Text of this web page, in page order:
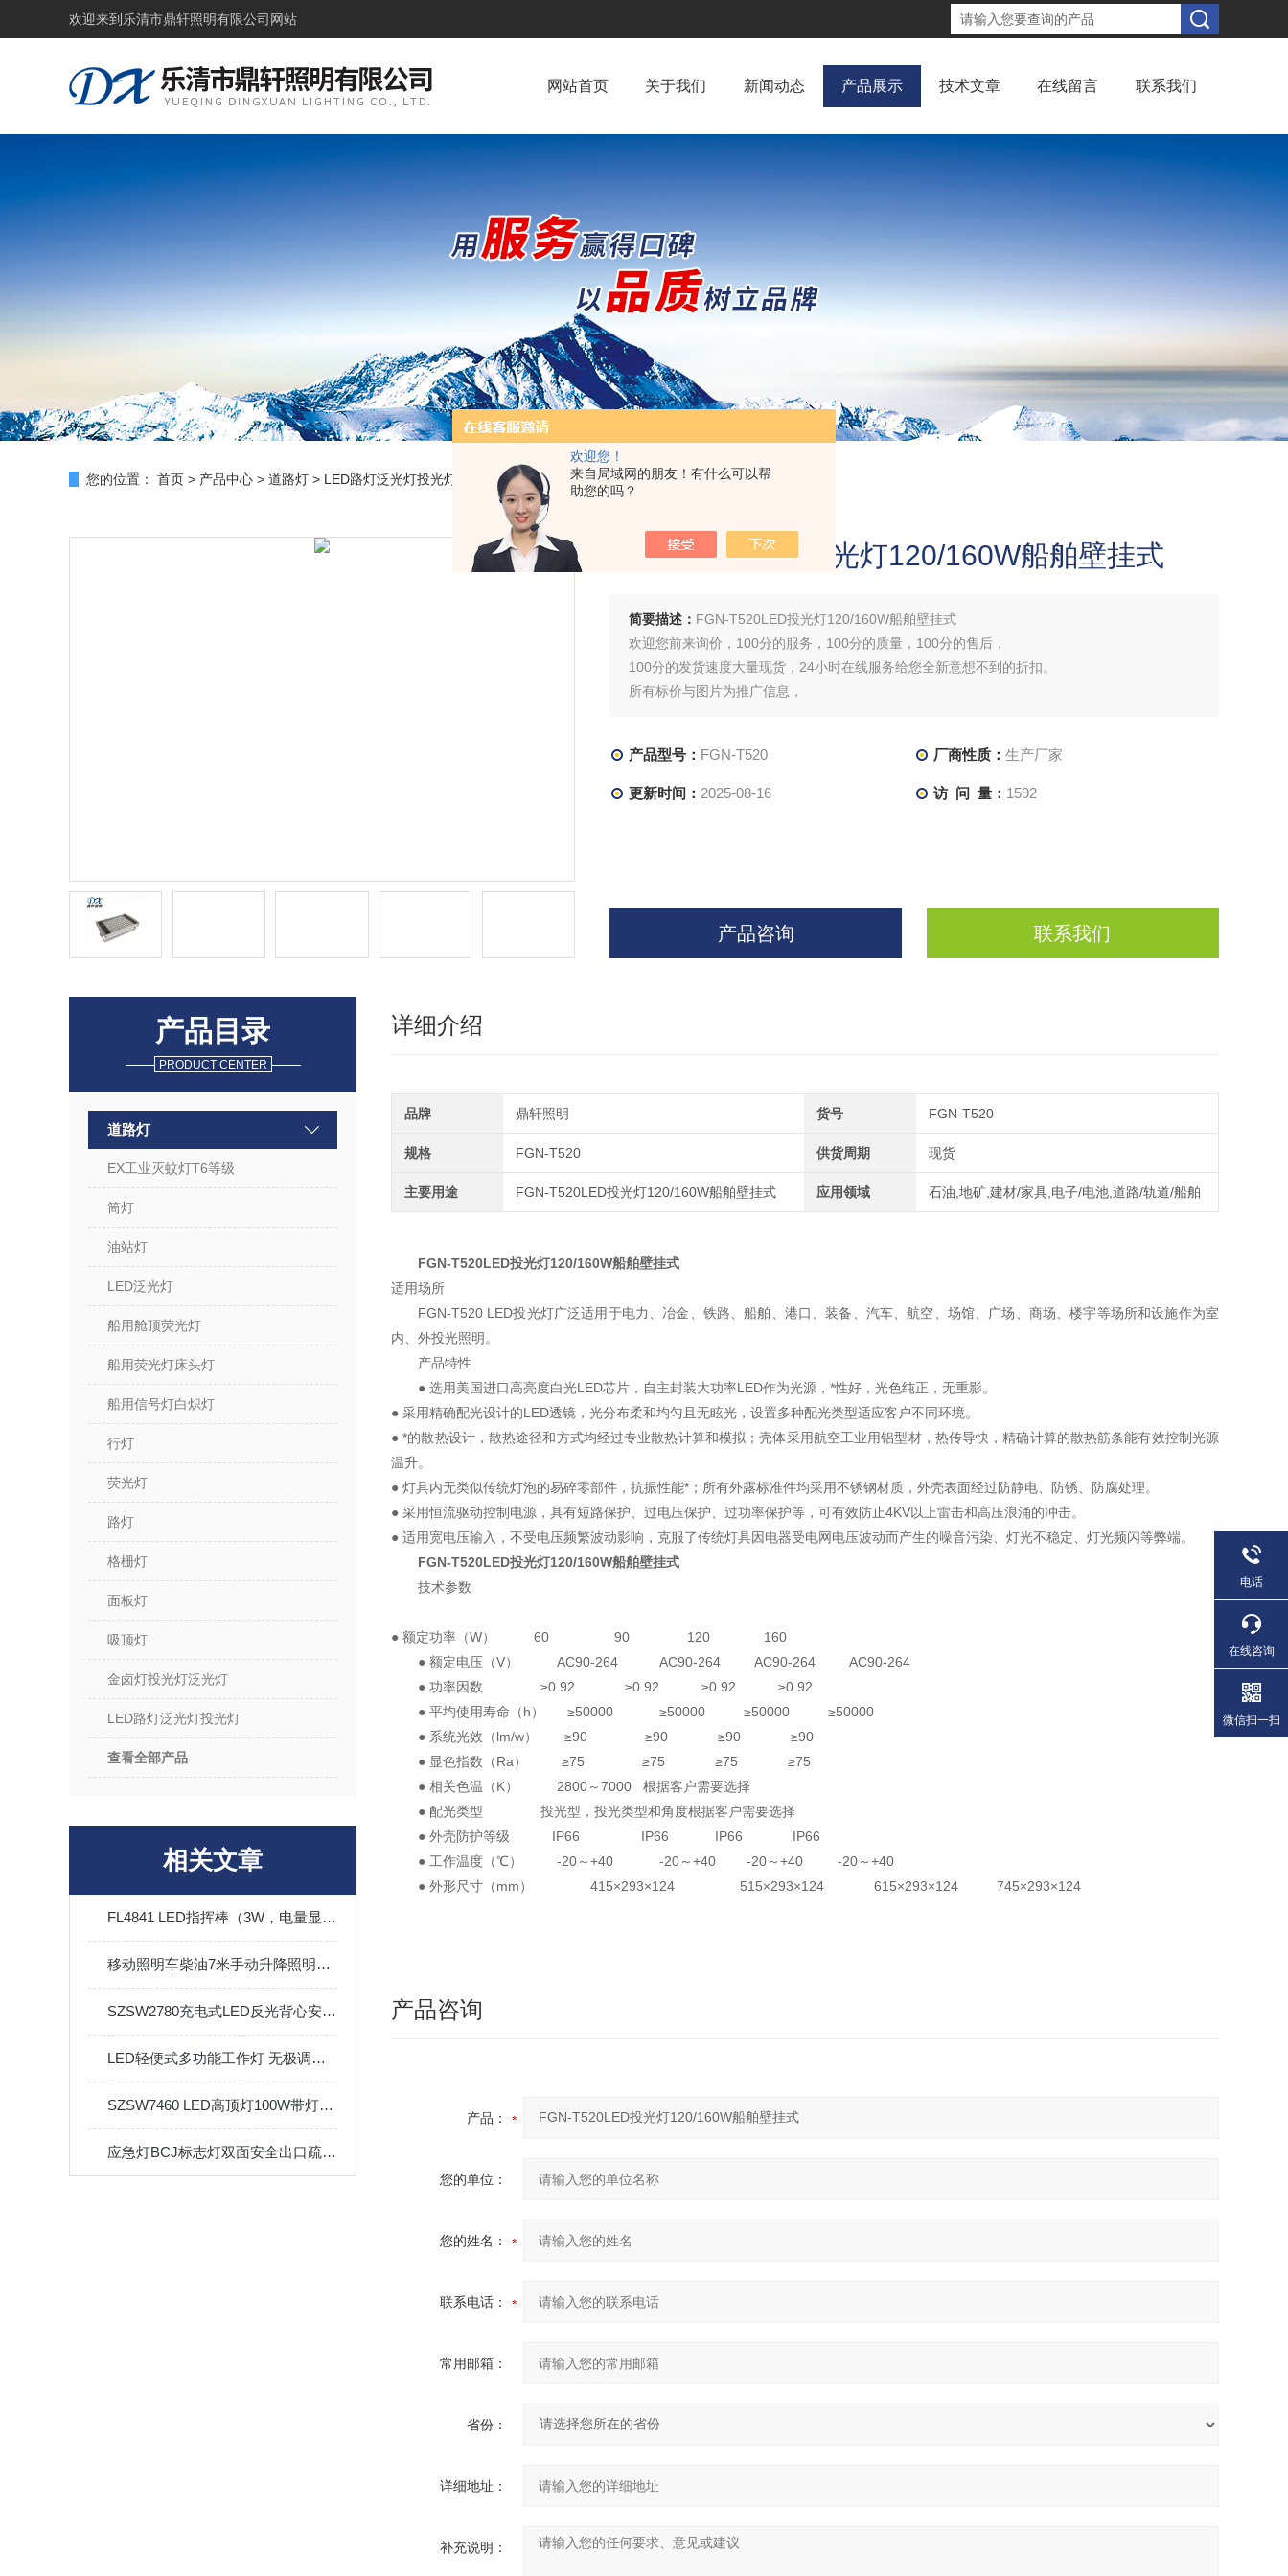
欢迎您！
来自局域网的朋友！有什么可以帮
助您的吗？
欢迎来到 乐清市鼎轩照明有限公司网站
网站首页 关于我们 新闻动态 产品展示 技术文章 在线留言 联系我们
您的位置： 首页 > 产品中心 > 道路灯 > LED路灯泛光灯投光灯 > FGN-T520FGN-T520LED投光灯120/160W船舶壁挂式
FGN-T520LED投光灯120/160W船舶壁挂式
简要描述： FGN-T520LED投光灯120/160W船舶壁挂式
欢迎您前来询价，100分的服务，100分的质量，100分的售后，
100分的发货速度大量现货，24小时在线服务给您全新意想不到的折扣。
所有标价与图片为推广信息，
产品型号： FGN-T520 厂商性质： 生产厂家
更新时间： 2025-08-16 访 问 量： 1592
产品咨询 联系我们
产品目录
PRODUCT CENTER
道路灯
EX工业灭蚊灯T6等级
筒灯
油站灯
LED泛光灯
船用舱顶荧光灯
船用荧光灯床头灯
船用信号灯白炽灯
行灯
荧光灯
路灯
格栅灯
面板灯
吸顶灯
金卤灯投光灯泛光灯
LED路灯泛光灯投光灯
查看全部产品
相关文章
FL4841 LED指挥棒（3W，电量显示，2200毫安）
移动照明车柴油7米手动升降照明灯塔户外应急救援工地照明灯车
SZSW2780充电式LED反光背心安全反光马甲V型可手洗
LED轻便式多功能工作灯 无极调光抢修防汛救援灯 携带方便
SZSW7460 LED高顶灯100W带灯罩防水防尘防腐圆形泛光灯
应急灯BCJ标志灯双面安全出口疏散指示两用灯90分钟LED5W
详细介绍
品牌 鼎轩照明 货号 FGN-T520
规格 FGN-T520 供货周期 现货
主要用途 FGN-T520LED投光灯120/160W船舶壁挂式 应用领域 石油,地矿,建材/家具,电子/电池,道路/轨道/船舶
FGN-T520LED投光灯120/160W船舶壁挂式
适用场所
FGN-T520 LED投光灯广泛适用于电力、冶金、铁路、船舶、港口、装备、汽车、航空、场馆、广场、商场、楼宇等场所和设施作为室
内、外投光照明。
产品特性
● 选用美国进口高亮度白光LED芯片，自主封装大功率LED作为光源，*性好，光色纯正，无重影。
● 采用精确配光设计的LED透镜，光分布柔和均匀且无眩光，设置多种配光类型适应客户不同环境。
● *的散热设计，散热途径和方式均经过专业散热计算和模拟；壳体采用航空工业用铝型材，热传导快，精确计算的散热筋条能有效控制光源
温升。
● 灯具内无类似传统灯泡的易碎零部件，抗振性能*；所有外露标准件均采用不锈钢材质，外壳表面经过防静电、防锈、防腐处理。
● 采用恒流驱动控制电源，具有短路保护、过电压保护、过功率保护等，可有效防止4KV以上雷击和高压浪涌的冲击。
● 适用宽电压输入，不受电压频繁波动影响，克服了传统灯具因电器受电网电压波动而产生的噪音污染、灯光不稳定、灯光频闪等弊端。
FGN-T520LED投光灯120/160W船舶壁挂式
技术参数
● 额定功率（W） 60 90 120 160
● 额定电压（V） AC90-264 AC90-264 AC90-264 AC90-264
● 功率因数 ≥0.92 ≥0.92 ≥0.92 ≥0.92
● 平均使用寿命（h） ≥50000 ≥50000 ≥50000 ≥50000
● 系统光效（lm/w） ≥90 ≥90 ≥90 ≥90
● 显色指数（Ra） ≥75 ≥75 ≥75 ≥75
● 相关色温（K） 2800～7000 根据客户需要选择
● 配光类型 投光型，投光类型和角度根据客户需要选择
● 外壳防护等级 IP66 IP66 IP66 IP66
● 工作温度（℃） -20～+40 -20～+40 -20～+40 -20～+40
● 外形尺寸（mm） 415×293×124 515×293×124 615×293×124 745×293×124
产品咨询
产品：
您的单位：
您的姓名：
联系电话：
常用邮箱：
省份：
详细地址：
补充说明：
电话
在线咨询
微信扫一扫